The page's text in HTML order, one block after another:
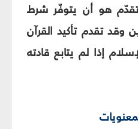
هو أن يتوفّر شرط
وقد تقدم تأكيد القرآن
إذا لم يتابع قادته